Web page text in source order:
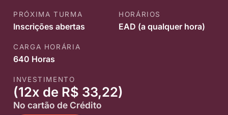
PRÓXIMA TURMA
Inscrições abertas
HORÁRIOS
EAD (a qualquer hora)
CARGA HORÁRIA
640 Horas
INVESTIMENTO
(12x de R$ 33,22)
No cartão de Crédito